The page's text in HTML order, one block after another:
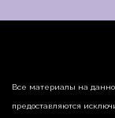
Все материалы на
предоставляются